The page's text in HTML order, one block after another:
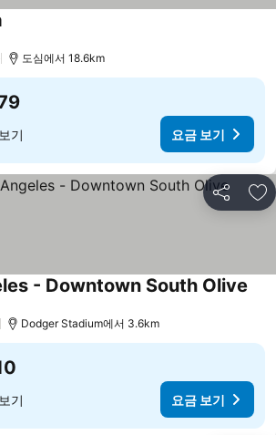
도심에서 18.6km
기 요금 보기
공유 즐
- Downtown South Olive
Dodger Stadium에서 3.6km
기 요금 보기